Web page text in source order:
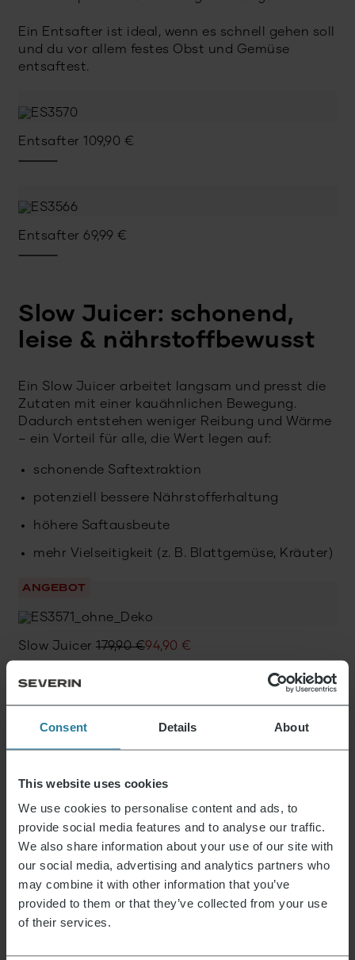
Consent Details About
This website uses cookies
We use cookies to personalise content and ads, to
provide social media features and to analyse our traffic.
We also share information about your use of our site with
our social media, advertising and analytics partners who
may combine it with other information that you’ve
provided to them or that they’ve collected from your use
of their services.
Ein Entsafter ist ideal, wenn es schnell gehen soll
und du vor allem festes Obst und Gemüse
entsaftest.
Entsafter 109,90 €
Entsafter 69,99 €
Slow Juicer: schonend,
leise & nährstoffbewusst
Ein Slow Juicer arbeitet langsam und presst die
Zutaten mit einer kauähnlichen Bewegung.
Dadurch entstehen weniger Reibung und Wärme
– ein Vorteil für alle, die Wert legen auf:
schonende Saftextraktion
potenziell bessere Nährstofferhaltung
höhere Saftausbeute
mehr Vielseitigkeit (z. B. Blattgemüse, Kräuter)
ANGEBOT
Slow Juicer 179,90€
Ursprünglicher
Preis
94,90 €
Aktueller
Preis
Praktische Tipps:
Reinigung & Pflege von
Entsaftern (damit sie
lange halten)
Damit dein Entsafter oder Slow Juicer
hygienisch sauber bleibt und dauerhaft gute
Ergebnisse liefert, kommt es auf die richtige
Reinigung an.